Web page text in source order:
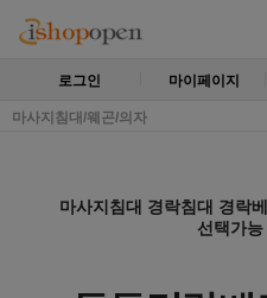
로그인 마이페이지
마사지침대/웨곤/의자
마사지침대 경락침대 경락
선택가